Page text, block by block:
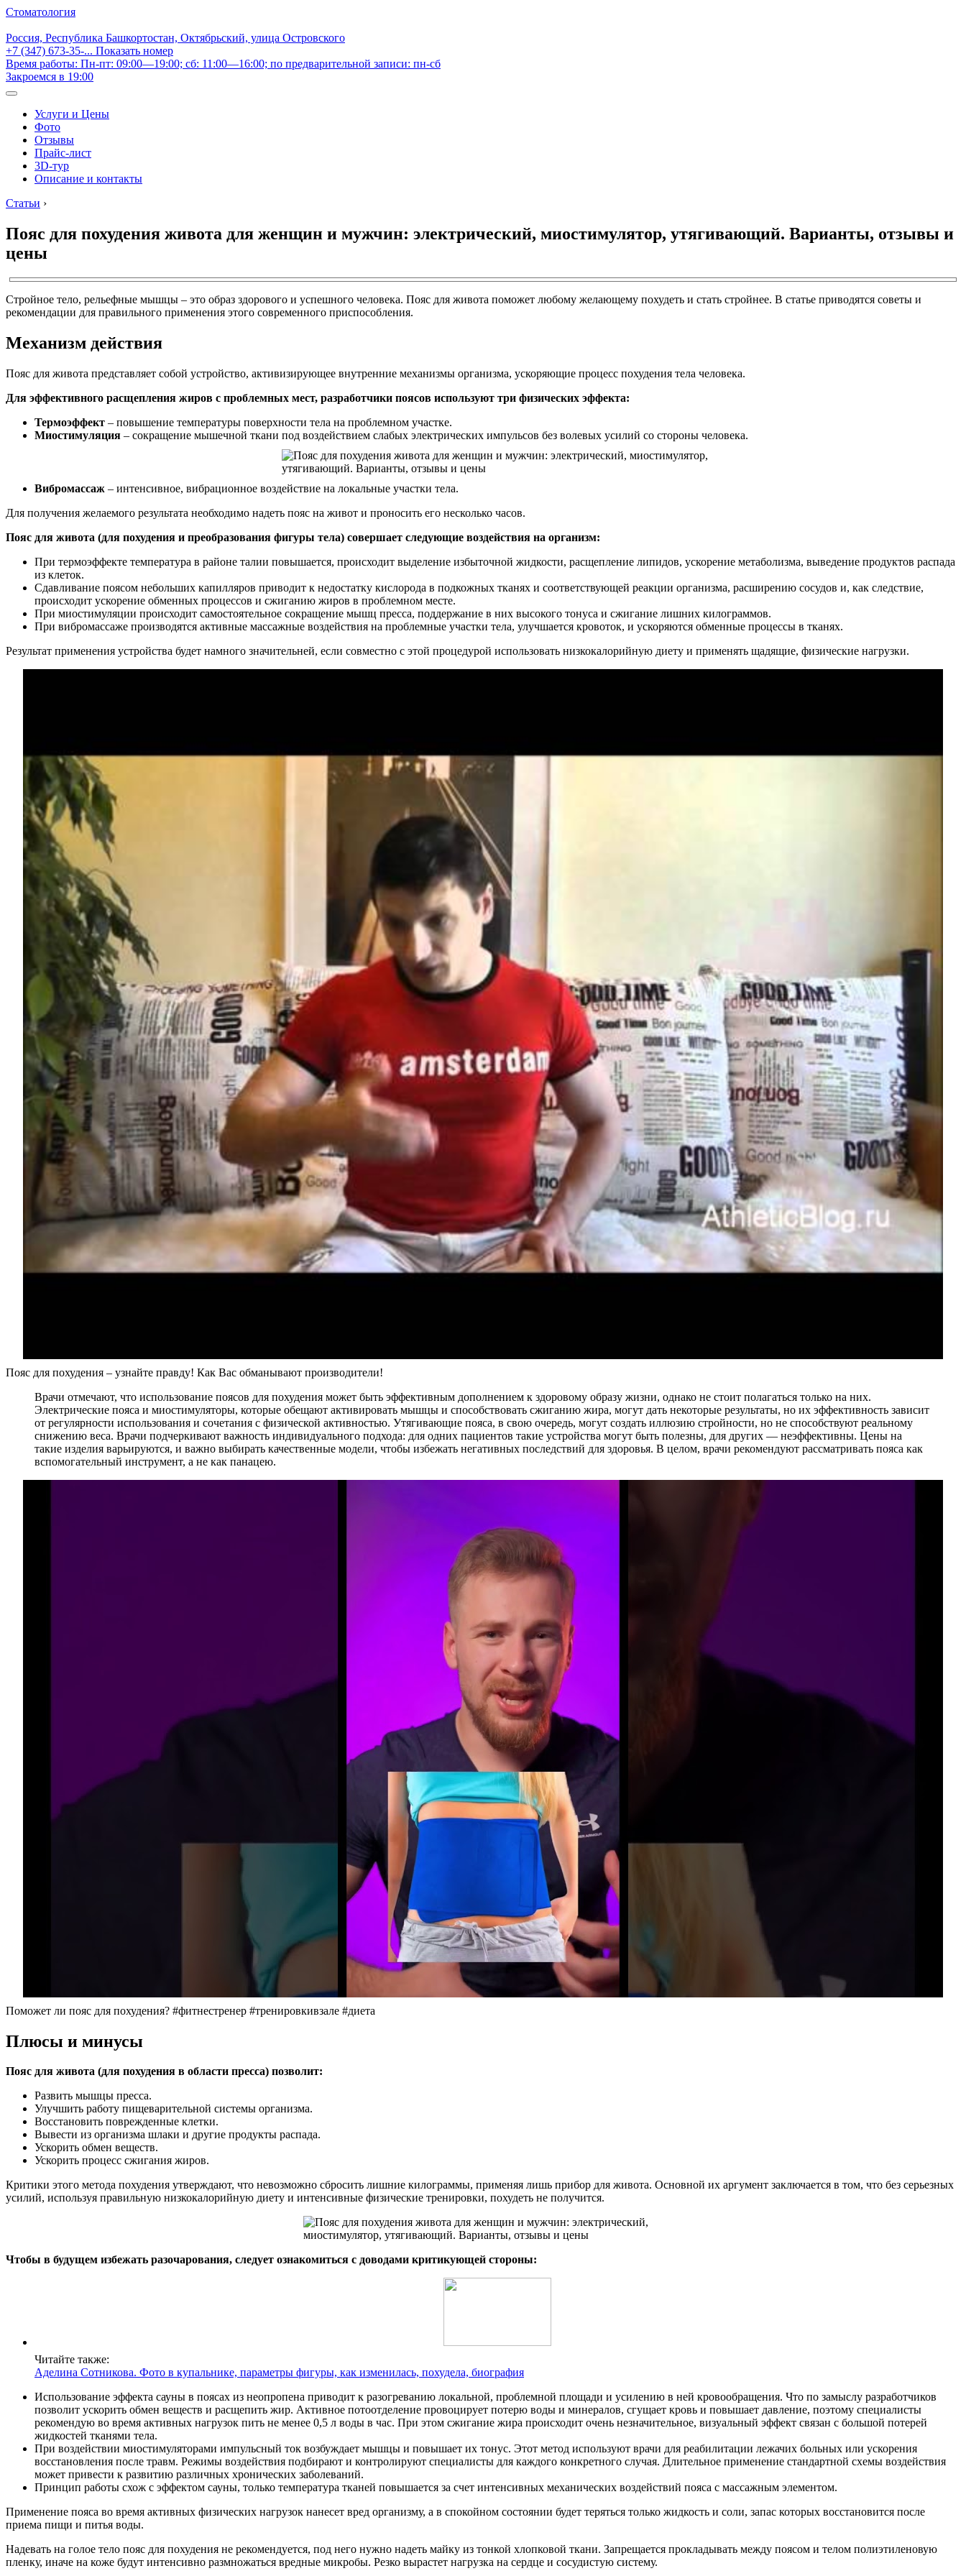
Стоматология
Россия, Республика Башкортостан, Октябрьский, улица Островского
+7 (347) 673-35-... Показать номер
Время работы: Пн-пт: 09:00—19:00; сб: 11:00—16:00; по предварительной записи: пн-сб
Закроемся в 19:00
Услуги и Цены
Фото
Отзывы
Прайс-лист
3D-тур
Описание и контакты
Статьи ›
Пояс для похудения живота для женщин и мужчин: электрический, миостимулятор, утягивающий. Варианты, отзывы и
цены
Стройное тело, рельефные мышцы – это образ здорового и успешного человека. Пояс для живота поможет любому желающему похудеть и стать стройнее. В статье приводятся советы и
рекомендации для правильного применения этого современного приспособления.
Механизм действия
Пояс для живота представляет собой устройство, активизирующее внутренние механизмы организма, ускоряющие процесс похудения тела человека.
Для эффективного расщепления жиров с проблемных мест, разработчики поясов используют три физических эффекта:
Термоэффект – повышение температуры поверхности тела на проблемном участке.
Миостимуляция – сокращение мышечной ткани под воздействием слабых электрических импульсов без волевых усилий со стороны человека.
Вибромассаж – интенсивное, вибрационное воздействие на локальные участки тела.
Для получения желаемого результата необходимо надеть пояс на живот и проносить его несколько часов.
Пояс для живота (для похудения и преобразования фигуры тела) совершает следующие воздействия на организм:
При термоэффекте температура в районе талии повышается, происходит выделение избыточной жидкости, расщепление липидов, ускорение метаболизма, выведение продуктов распада
из клеток.
Сдавливание поясом небольших капилляров приводит к недостатку кислорода в подкожных тканях и соответствующей реакции организма, расширению сосудов и, как следствие,
происходит ускорение обменных процессов и сжиганию жиров в проблемном месте.
При миостимуляции происходит самостоятельное сокращение мышц пресса, поддержание в них высокого тонуса и сжигание лишних килограммов.
При вибромассаже производятся активные массажные воздействия на проблемные участки тела, улучшается кровоток, и ускоряются обменные процессы в тканях.
Результат применения устройства будет намного значительней, если совместно с этой процедурой использовать низкокалорийную диету и применять щадящие, физические нагрузки.
Пояс для похудения – узнайте правду! Как Вас обманывают производители!
Врачи отмечают, что использование поясов для похудения может быть эффективным дополнением к здоровому образу жизни, однако не стоит полагаться только на них.
Электрические пояса и миостимуляторы, которые обещают активировать мышцы и способствовать сжиганию жира, могут дать некоторые результаты, но их эффективность зависит
от регулярности использования и сочетания с физической активностью. Утягивающие пояса, в свою очередь, могут создать иллюзию стройности, но не способствуют реальному
снижению веса. Врачи подчеркивают важность индивидуального подхода: для одних пациентов такие устройства могут быть полезны, для других — неэффективны. Цены на
такие изделия варьируются, и важно выбирать качественные модели, чтобы избежать негативных последствий для здоровья. В целом, врачи рекомендуют рассматривать пояса как
вспомогательный инструмент, а не как панацею.
Поможет ли пояс для похудения? #фитнестренер #тренировкивзале #диета
Плюсы и минусы
Пояс для живота (для похудения в области пресса) позволит:
Развить мышцы пресса.
Улучшить работу пищеварительной системы организма.
Восстановить поврежденные клетки.
Вывести из организма шлаки и другие продукты распада.
Ускорить обмен веществ.
Ускорить процесс сжигания жиров.
Критики этого метода похудения утверждают, что невозможно сбросить лишние килограммы, применяя лишь прибор для живота. Основной их аргумент заключается в том, что без серьезных
усилий, используя правильную низкокалорийную диету и интенсивные физические тренировки, похудеть не получится.
Чтобы в будущем избежать разочарования, следует ознакомиться с доводами критикующей стороны:
Читайте также:
Аделина Сотникова. Фото в купальнике, параметры фигуры, как изменилась, похудела, биография
Использование эффекта сауны в поясах из неопропена приводит к разогреванию локальной, проблемной площади и усилению в ней кровообращения. Что по замыслу разработчиков
позволит ускорить обмен веществ и расщепить жир. Активное потоотделение провоцирует потерю воды и минералов, сгущает кровь и повышает давление, поэтому специалисты
рекомендую во время активных нагрузок пить не менее 0,5 л воды в час. При этом сжигание жира происходит очень незначительное, визуальный эффект связан с большой потерей
жидкостей тканями тела.
При воздействии миостимуляторами импульсный ток возбуждает мышцы и повышает их тонус. Этот метод используют врачи для реабилитации лежачих больных или ускорения
восстановления после травм. Режимы воздействия подбирают и контролируют специалисты для каждого конкретного случая. Длительное применение стандартной схемы воздействия
может привести к развитию различных хронических заболеваний.
Принцип работы схож с эффектом сауны, только температура тканей повышается за счет интенсивных механических воздействий пояса с массажным элементом.
Применение пояса во время активных физических нагрузок нанесет вред организму, а в спокойном состоянии будет теряться только жидкость и соли, запас которых восстановится после
приема пищи и питья воды.
Надевать на голое тело пояс для похудения не рекомендуется, под него нужно надеть майку из тонкой хлопковой ткани. Запрещается прокладывать между поясом и телом полиэтиленовую
пленку, иначе на коже будут интенсивно размножаться вредные микробы. Резко вырастет нагрузка на сердце и сосудистую систему.